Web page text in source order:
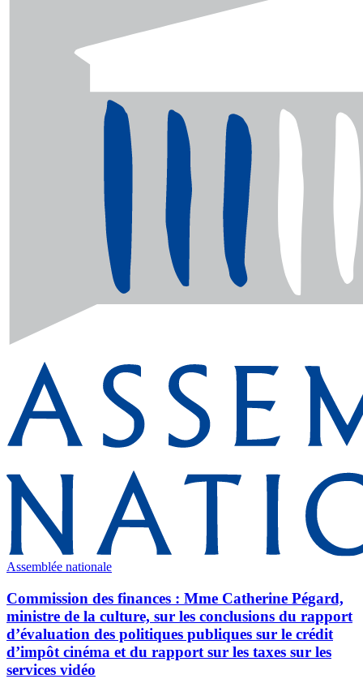
Assemblée nationale
Commission des finances : Mme Catherine Pégard,
ministre de la culture, sur les conclusions du rapport
d’évaluation des politiques publiques sur le crédit
d’impôt cinéma et du rapport sur les taxes sur les
services vidéo